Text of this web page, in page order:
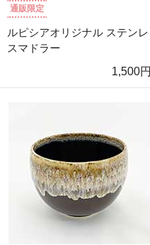
通販限定
ルピシアオリジナル ステンレ
スマドラー
1,500円